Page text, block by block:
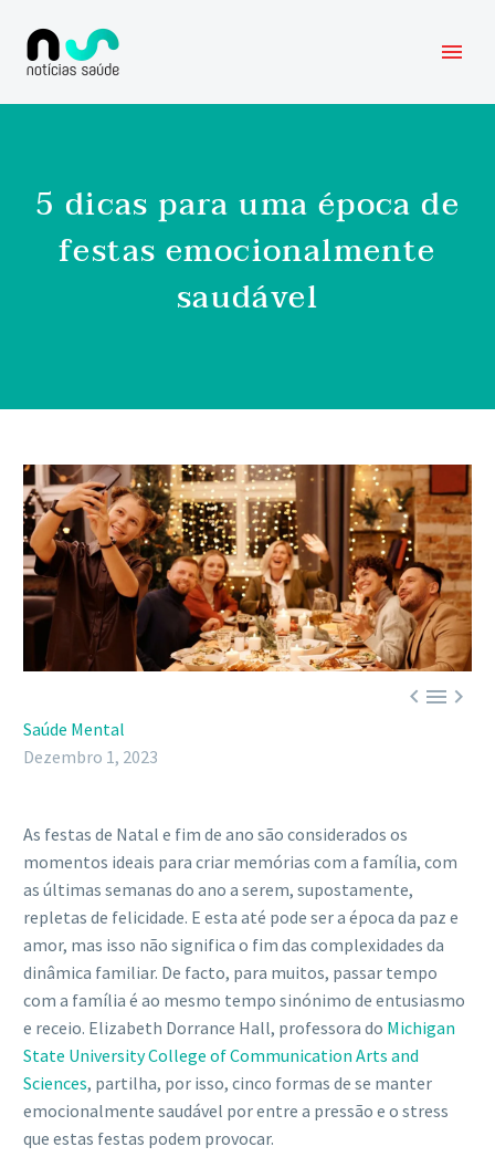
5 dicas para uma época de
festas emocionalmente
saudável

Saúde Mental
Dezembro 1, 2023
As festas de Natal e fim de ano são considerados os
momentos ideais para criar memórias com a família, com
as últimas semanas do ano a serem, supostamente,
repletas de felicidade. E esta até pode ser a época da paz e
amor, mas isso não significa o fim das complexidades da
dinâmica familiar. De facto, para muitos, passar tempo
com a família é ao mesmo tempo sinónimo de entusiasmo
e receio. Elizabeth Dorrance Hall, professora do Michigan
State University College of Communication Arts and
Sciences, partilha, por isso, cinco formas de se manter
emocionalmente saudável por entre a pressão e o stress
que estas festas podem provocar.